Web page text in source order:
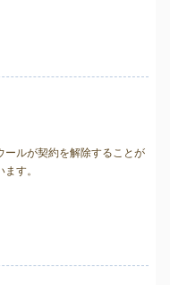
ールが契約を解除することが
す。